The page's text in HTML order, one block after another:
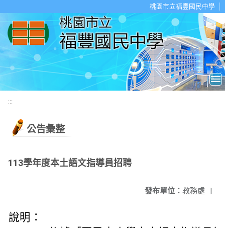
桃園市立福豐國民中學
:::
公告彙整
113學年度本土語文指導員招聘
發布單位： 教務處 |
說明：